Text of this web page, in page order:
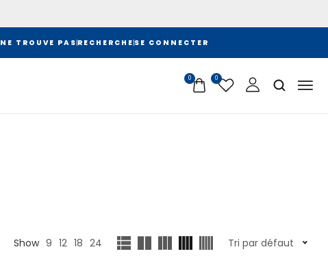
NE TROUVE PASRECHERCHESE CONNECTER
0 0
Show 9 12 18 24 Tri par défaut